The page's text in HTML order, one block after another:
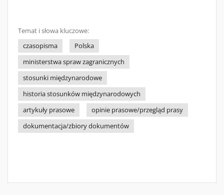
Temat i słowa kluczowe:
czasopisma
Polska
ministerstwa spraw zagranicznych
stosunki międzynarodowe
historia stosunków międzynarodowych
artykuły prasowe
opinie prasowe/przegląd prasy
dokumentacja/zbiory dokumentów